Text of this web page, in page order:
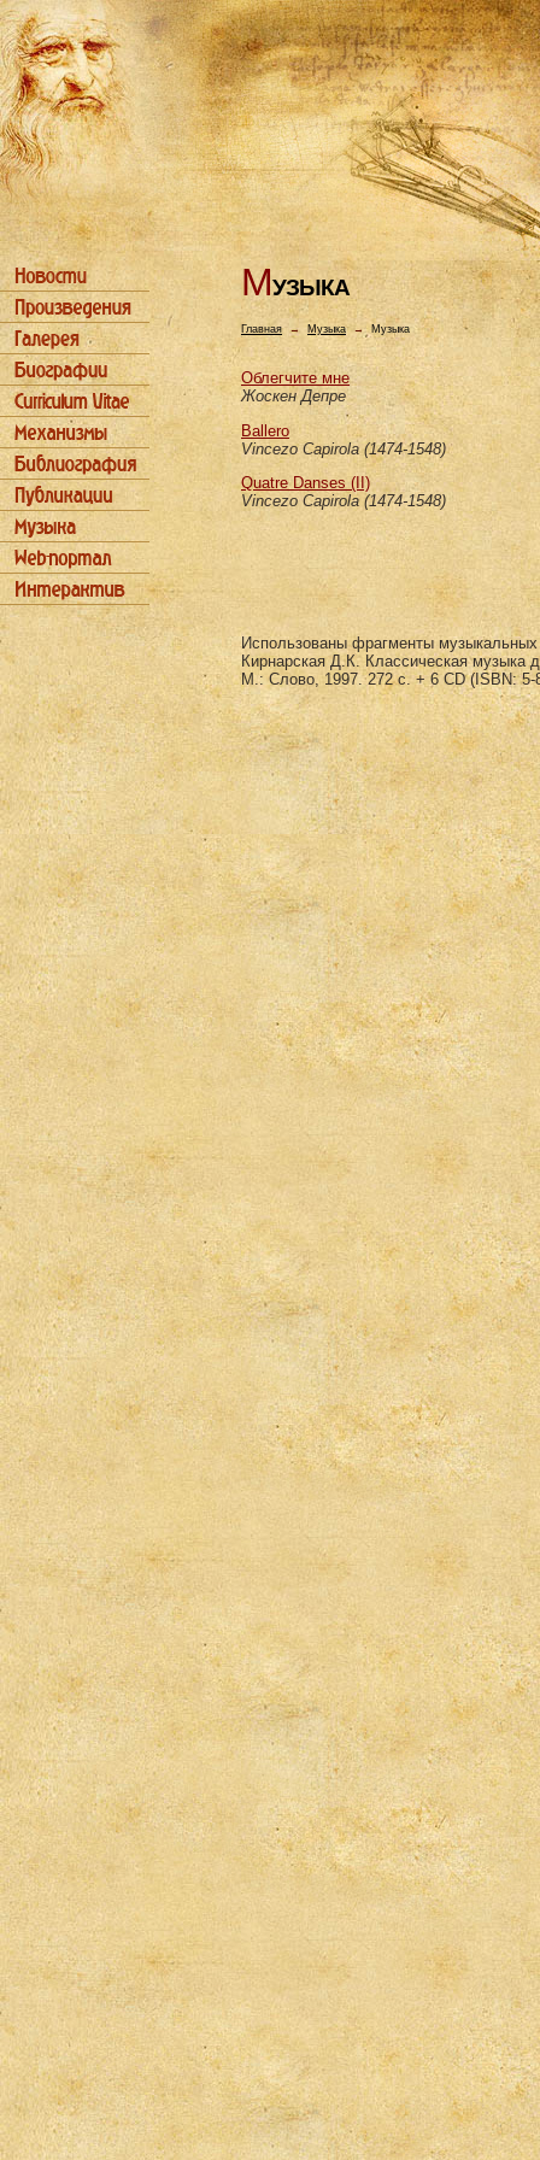
МУЗЫКА
Главная→ Музыка→ Музыка
Облегчите мне
Жоскен Депре
Ballero
Vincezo Capirola (1474-1548)
Quatre Danses (II)
Vincezo Capirola (1474-1548)
Использованы фрагменты музыкальных
Кирнарская Д.К. Классическая музыка
М.: Слово, 1997. 272 с. + 6 CD (ISBN: 5-